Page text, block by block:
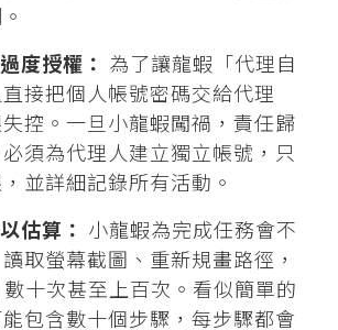
度授權： 為了讓龍蝦「代理自
接把個人帳號密碼交給代理
控。一旦小龍蝦闖禍，責任歸
須為代理人建立獨立帳號，只
並詳細記錄所有活動。
估算： 小龍蝦為完成任務會不
取螢幕截圖、重新規畫路徑，
十次甚至上百次。看似簡單的
包含數十個步驟，每步驟都會